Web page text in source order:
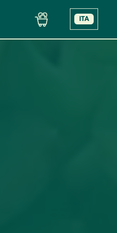
ITA